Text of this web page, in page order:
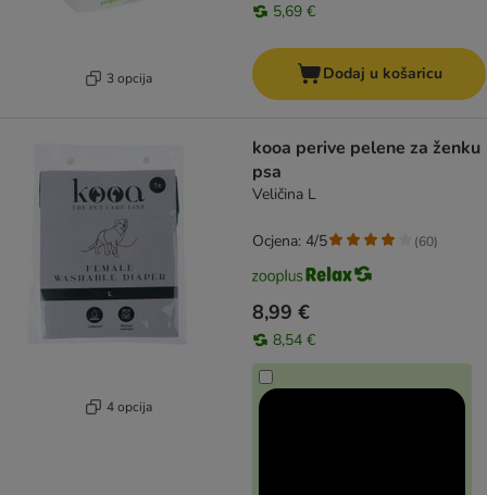
3 opcija
5,69 €
Dodaj u košaricu
4 opcija
kooa perive pelene za ženku
psa
Veličina L
8,99 €
8,54 €
Ocjena: 4/5 (60)